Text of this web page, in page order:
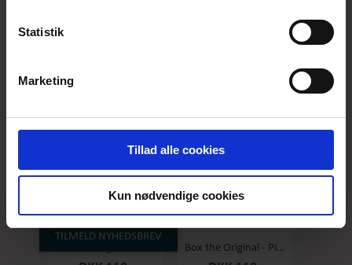
Statistik
Marketing
Tillad alle cookies
Kun nødvendige cookies
Box the Original - Pineapple/coconut - Stor
TILMELD NYHEDSBREV